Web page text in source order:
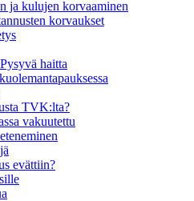
ja kulujen korvaaminen
korvaukset
haitta
TVK:lta?
vakuutettu
evättiin?